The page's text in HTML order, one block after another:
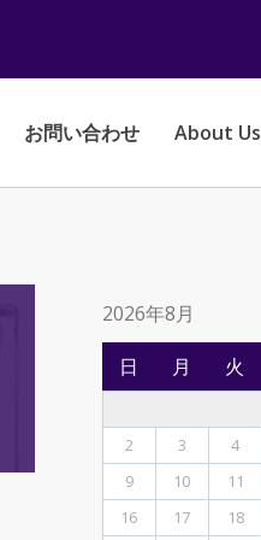
お問い合わせ About Us
2026年8月
日
月 火
2
3 4
9
10 11
16
17 18